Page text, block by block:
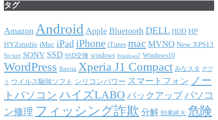
タグ
Amazon Android Apple Bluetooth DELL HDD HP
HYZstudio iMac iPad iPhone iTunes mac MVNO New XPS13
So-net SONY SSD SSD交換 windows Windows7 Windows10
WordPress Xperia Xperia J1 Compact みなスタ アプ
リ ウイルス駆除ソフト シリコンパワー スマートフォン ノー
トパソコン ハイズLABO バックアップパソコ
ン修理 フィッシング詐欺 分解 効果絶大 危険